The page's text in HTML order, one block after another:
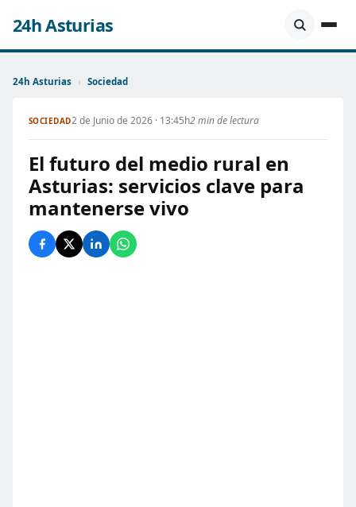
24h Asturias
24h Asturias › Sociedad
SOCIEDAD2 de Junio de 2026 · 13:45h2 min de lectura
El futuro del medio rural en
Asturias: servicios clave para
mantenerse vivo